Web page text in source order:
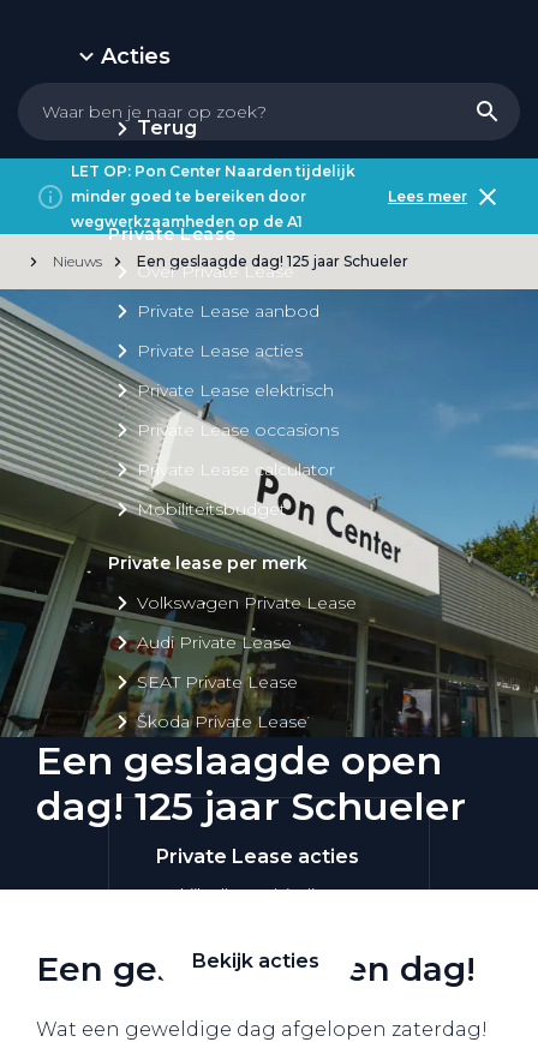
Acties
Terug
Private Lease
Over Private Lease
Private Lease aanbod
Private Lease acties
Private Lease elektrisch
Private Lease occasions
Private Lease calculator
Mobiliteitsbudget
Private lease per merk
Volkswagen Private Lease
Audi Private Lease
SEAT Private Lease
Škoda Private Lease
Private Lease acties
Bekijk alle aanbiedingen
Bekijk acties
LET OP: Pon Center Naarden tijdelijk
minder goed te bereiken door
wegwerkzaamheden op de A1
Lees meer
Nieuws Een geslaagde dag! 125 jaar Schueler
Een geslaagde open
dag! 125 jaar Schueler
Een geslaagde open dag!
Wat een geweldige dag afgelopen zaterdag!